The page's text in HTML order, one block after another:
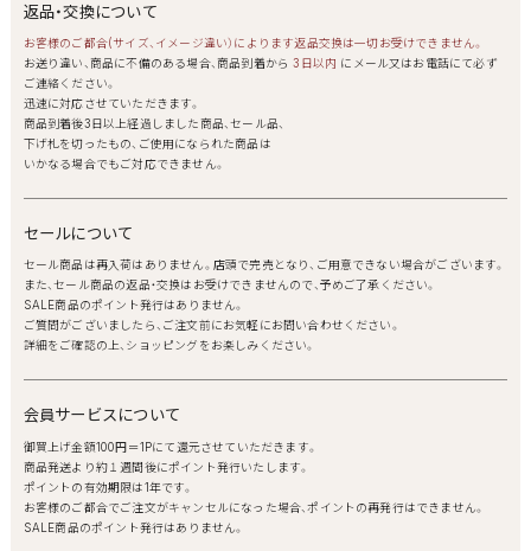
返品・交換について
お客様のご都合(サイズ、イメージ違い）によります返品交換は一切お受けできません。
お送り違い、商品に不備のある場合、商品到着から3日以内 にメール又はお電話にて必ず
ご連絡ください。
迅速に対応させていただきます。
商品到着後3日以上経過しました商品、セール品、
下げ札を切ったもの、ご使用になられた商品は
いかなる場合でもご対応できません。
セールについて
セール商品は再入荷はありません。店頭で完売となり、ご用意できない場合がございます。
また、セール商品の返品・交換はお受けできませんので、予めご了承ください。
SALE商品のポイント発行はありません。
ご質問がございましたら、ご注文前にお気軽にお問い合わせください。
詳細をご確認の上、ショッピングをお楽しみください。
会員サービスについて
御買上げ金額100円＝1Pにて還元させていただきます。
商品発送より約１週間後にポイント発行いたします。
ポイントの有効期限は1年です。
お客様のご都合でご注文がキャンセルになった場合、ポイントの再発行はできません。
SALE商品のポイント発行はありません。